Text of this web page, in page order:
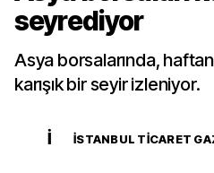
seyrediyor
Asya borsalarında,
karışık bir seyir izleniyor.
İ İSTANBUL TICARET